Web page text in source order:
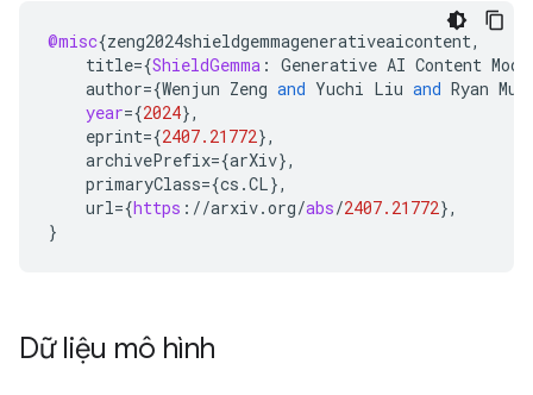
@misc{zeng2024shieldgemmagenerativeaicontent,
title={ShieldGemma : Generative AI Content
author={Wenjun Zeng and Yuchi Liu and Ryan
year={2024},
eprint={2407.21772},
archivePrefix={arXiv},
primaryClass={cs .CL},
url={https : //arxiv.org/abs/2407.21772},
}
Dữ liệu mô hình